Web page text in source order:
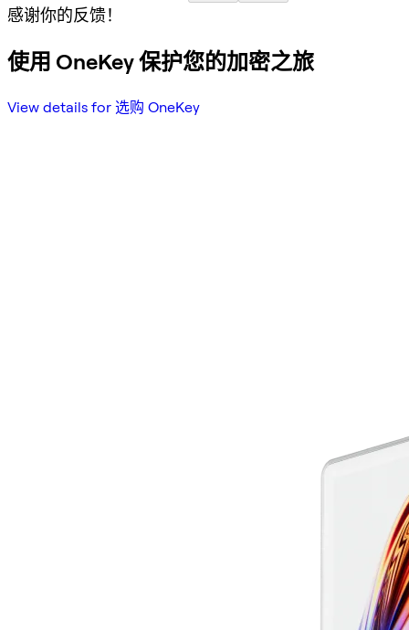
感谢你的反馈！
使用 OneKey 保护您的加密之旅
View details for 选购 OneKey